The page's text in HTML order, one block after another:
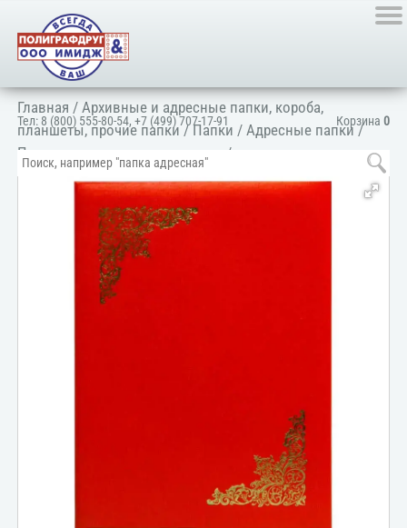
Корзина 0
Тел: 8 (800) 555-80-54,+7 (499) 707-17-91
Главная /Архивные и адресные папки, короба,
планшеты, прочие папки/Папки /Адресные папки/
Папка адресная универсальная
/